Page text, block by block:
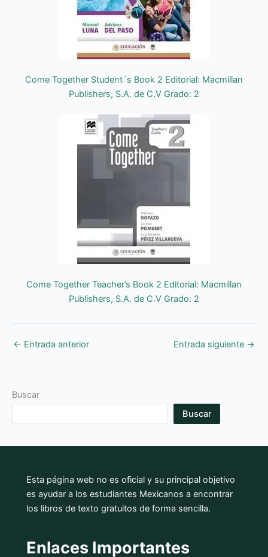
Come Together Student´s Book 2 Editorial: Macmillan
Publishers, S.A. de C.V Grado: 2
Come Together Teacher’s Book 2 Editorial: Macmillan
Publishers, S.A. de C.V Grado: 2
← Entrada anterior Entrada siguiente →
Buscar
Buscar
Esta página web no es oficial y su principal objetivo
es ayudar a los estudiantes Mexicanos a encontrar
los libros de texto gratuitos de forma sencilla.
Enlaces Importantes